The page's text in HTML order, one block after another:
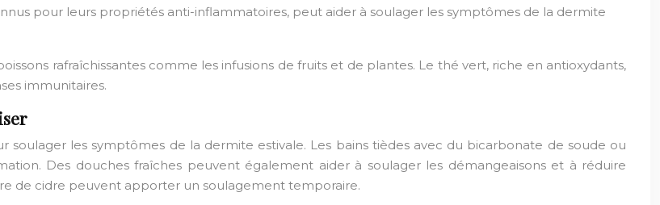
pour leurs propriétés anti-inflammatoires, peut aider à soulager les symptômes de la dermite
rafraîchissantes comme les infusions de fruits et de plantes. Le thé vert, riche en antioxydants,
immunitaires.
soulager les symptômes de la dermite estivale. Les bains tièdes avec du bicarbonate de soude ou
Des douches fraîches peuvent également aider à soulager les démangeaisons et à réduire
de cidre peuvent apporter un soulagement temporaire.